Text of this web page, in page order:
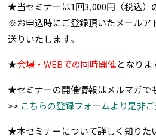
★当セミナーは1回3,000円（税込）
※お申込時にご登録頂いたメールア
送りいたします。
★会場・WEBでの同時開催となりま
★セミナーの開催情報はメルマガで
>> こちらの登録フォームより是非ご
★本セミナーについて詳しく知りた